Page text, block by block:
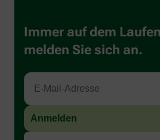
Immer auf dem
melden Sie sich an.